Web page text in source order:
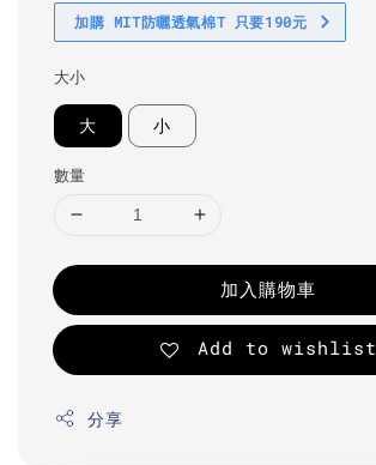
加購 MIT防曬透氣棉T 只要190元
大小
大 小
數量
加入購物車
Add to wishlist
分享